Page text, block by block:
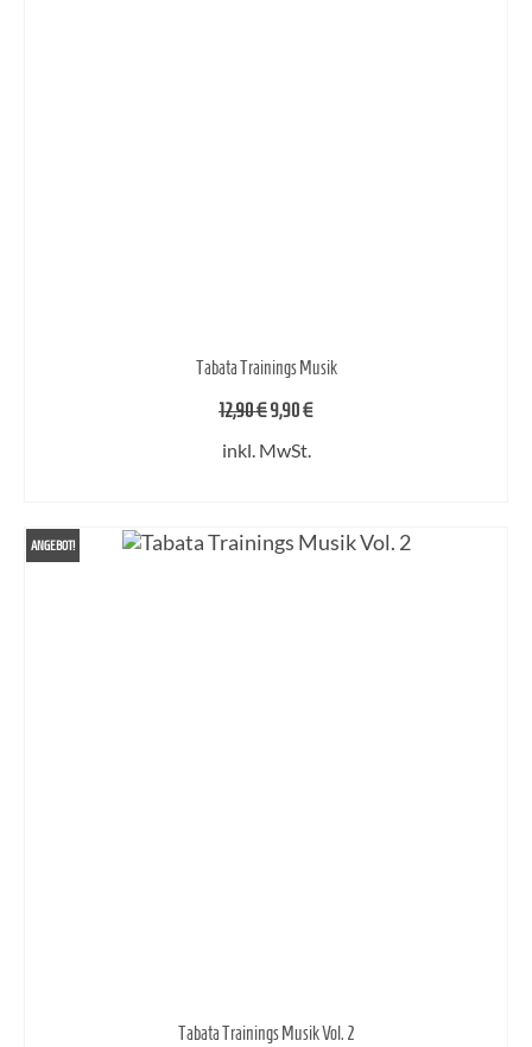
Tabata Trainings Musik
12,90€Ursprünglicher
war:
9,90€Aktueller
inkl. MwSt.
ANGEBOT!
Tabata Trainings Musik Vol. 2